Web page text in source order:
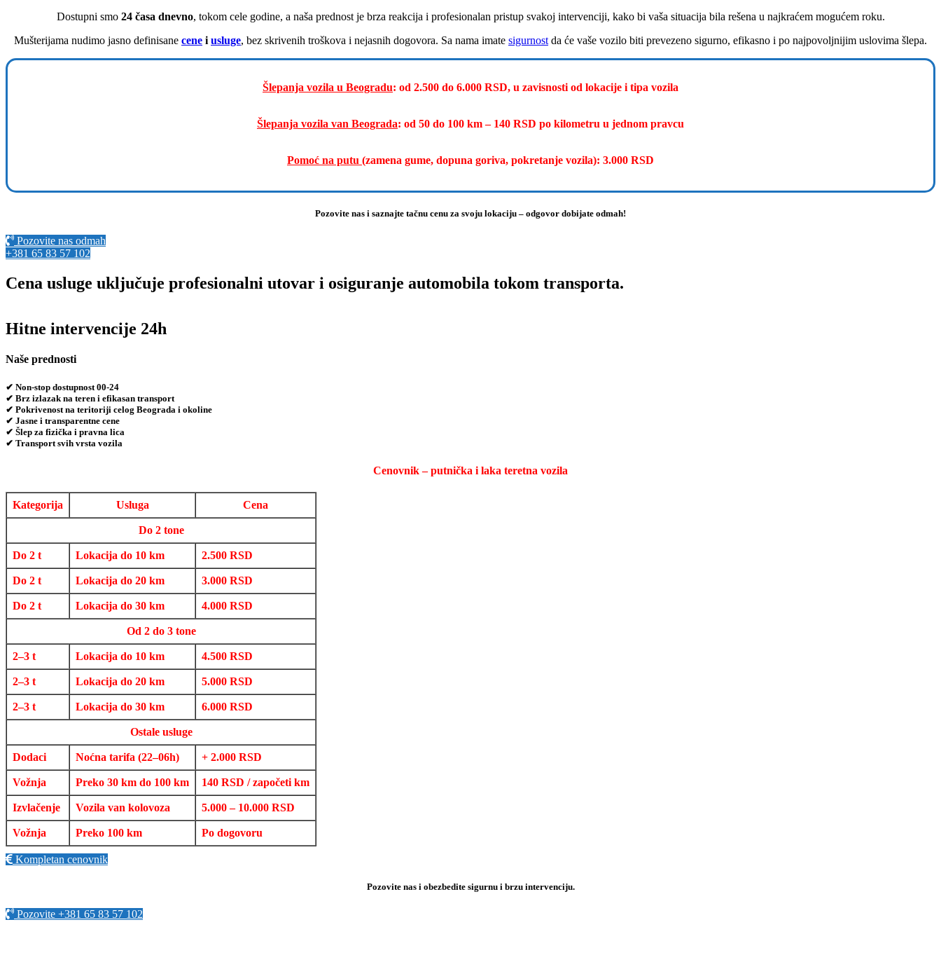
Dostupni smo 24 časa dnevno, tokom cele godine, a naša prednost je brza reakcija i profesionalan pristup svakoj intervenciji, kako bi vaša situacija bila rešena u najkraćem mogućem roku.
Mušterijama nudimo jasno definisane cene i usluge, bez skrivenih troškova i nejasnih dogovora. Sa nama imate sigurnost da će vaše vozilo biti prevezeno sigurno, efikasno i po najpovoljnijim uslovima šlepa.
Šlepanja vozila u Beogradu: od 2.500 do 6.000 RSD, u zavisnosti od lokacije i tipa vozila
Šlepanja vozila van Beograda: od 50 do 100 km – 140 RSD po kilometru u jednom pravcu
Pomoć na putu (zamena gume, dopuna goriva, pokretanje vozila): 3.000 RSD
Pozovite nas i saznajte tačnu cenu za svoju lokaciju – odgovor dobijate odmah!
Pozovite nas odmah
+381 65 83 57 102
Cena usluge uključuje profesionalni utovar i osiguranje automobila tokom transporta.
Hitne intervencije 24h
Naše prednosti
✔ Non-stop dostupnost 00-24
✔ Brz izlazak na teren i efikasan transport
✔ Pokrivenost na teritoriji celog Beograda i okoline
✔ Jasne i transparentne cene
✔ Šlep za fizička i pravna lica
✔ Transport svih vrsta vozila
Cenovnik – putnička i laka teretna vozila
Kategorija Usluga Cena
Do 2 tone
Do 2 t Lokacija do 10 km 2.500 RSD
Do 2 t Lokacija do 20 km 3.000 RSD
Do 2 t Lokacija do 30 km 4.000 RSD
Od 2 do 3 tone
2–3 t Lokacija do 10 km 4.500 RSD
2–3 t Lokacija do 20 km 5.000 RSD
2–3 t Lokacija do 30 km 6.000 RSD
Ostale usluge
Dodaci Noćna tarifa (22–06h) + 2.000 RSD
Vožnja Preko 30 km do 100 km 140 RSD / započeti km
Izvlačenje Vozila van kolovoza 5.000 – 10.000 RSD
Vožnja Preko 100 km Po dogovoru
Kompletan cenovnik
Pozovite nas i obezbedite sigurnu i brzu intervenciju.
Pozovite +381 65 83 57 102